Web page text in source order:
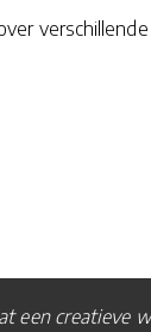
een creatieve